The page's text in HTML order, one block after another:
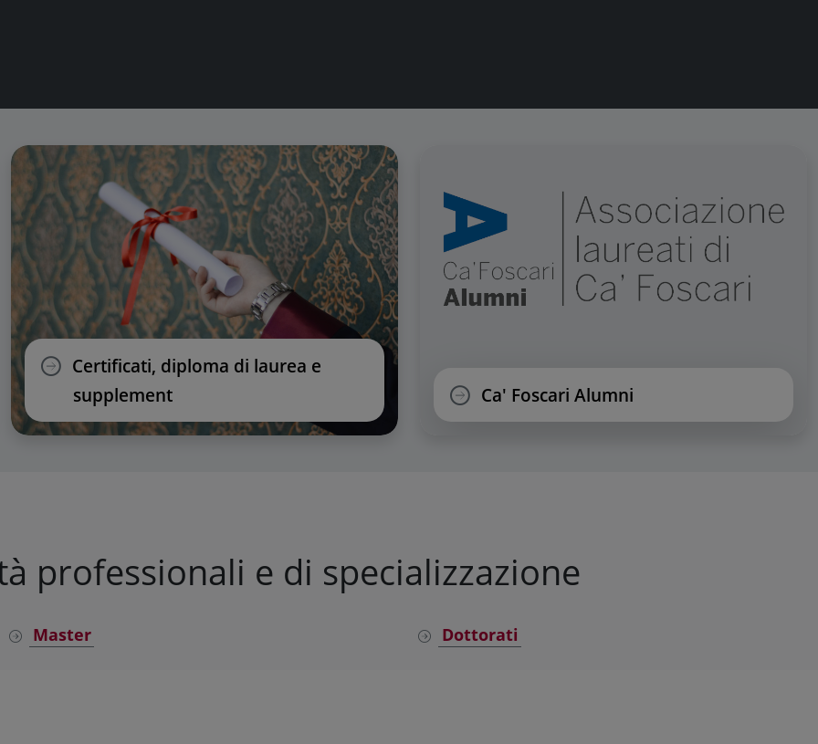
Certificati, diploma di laurea e
supplement
Ca' Foscari Alumni
professionali e di specializzazione
Master Dottorati